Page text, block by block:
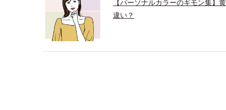
【パーソナルカラーのギモン集】
違い？